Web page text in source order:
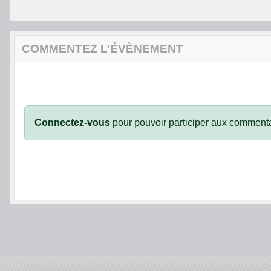
COMMENTEZ L’ÉVÈNEMENT
Connectez-vous pour pouvoir participer aux